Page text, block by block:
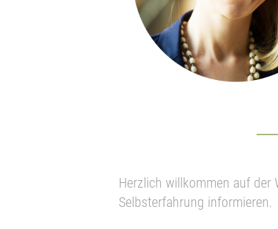
Herzlich willkommen auf der
Selbsterfahrung informieren.